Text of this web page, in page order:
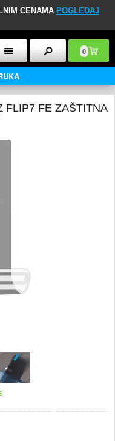
CENAMA POGLEDAJ
0
FLIP7 FE ZAŠTITNA